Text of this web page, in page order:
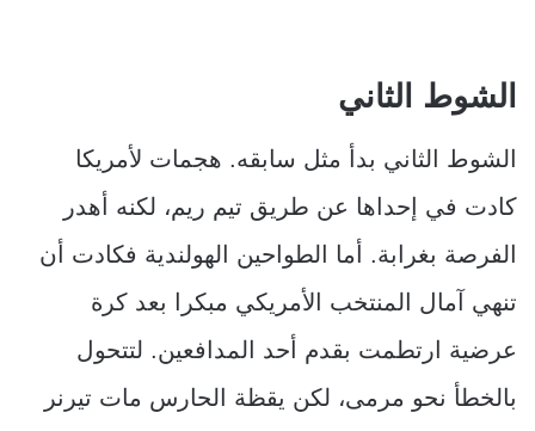
الشوط الثاني
الشوط الثاني بدأ مثل سابقه. هجمات لأمريكا
كادت في إحداها عن طريق تيم ريم، لكنه أهدر
الفرصة بغرابة. أما الطواحين الهولندية فكادت أن
تنهي آمال المنتخب الأمريكي مبكرا بعد كرة
عرضية ارتطمت بقدم أحد المدافعين. لتتحول
بالخطأ نحو مرمى، لكن يقظة الحارس مات تيرنر